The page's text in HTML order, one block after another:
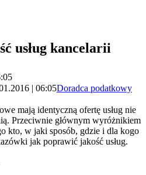
usług kancelarii
| 06:05Doradca podatkowy
mają identyczną ofertę usług nie
Przeciwnie głównym wyróżnikiem
kto, w jaki sposób, gdzie i dla kogo
jak poprawić jakość usług.